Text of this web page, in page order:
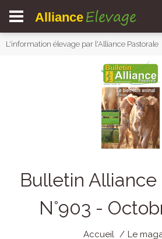
Alliance Elevage
L'information élevage par l'Alliance Pastorale
Bulletin Alliance
N°903 -
Accueil Le